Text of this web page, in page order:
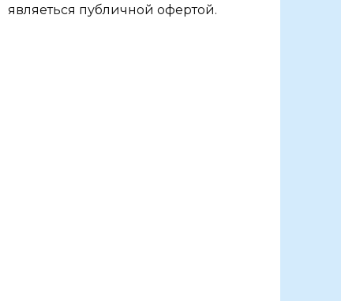
являеться публичной офертой.